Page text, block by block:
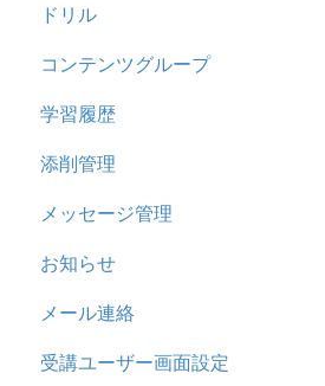
履歴
コンテンツ
CSV
ドキュメント
ビデオ
ドリル
メール
メッセージ
2024年12月アップデート
2024年8月アップデート
2024年5月アップデート
2023年12月アップデート
2023年11月アップデート
2023年8月アップデート
2023年4月アップデート
新レイアウト
旧レイアウト
コース詳細設定の参考
ストレスチェック
CSVについて
ビデオ
ドキュメント
多言語表示
リンク
ドリル
概要
問題について
ドリルについて
【問題・ドリル】の参考
ドリルスキンについて
問題属性
コンテンツグループ
学習履歴
添削管理
概要
基本操作
採点権限のみを持ったユーザ
採点・承認権限を持ったユーザ
メッセージ管理
基本操作
リンクメッセージスレッド
お知らせ
メール連絡
受講ユーザー画面設定